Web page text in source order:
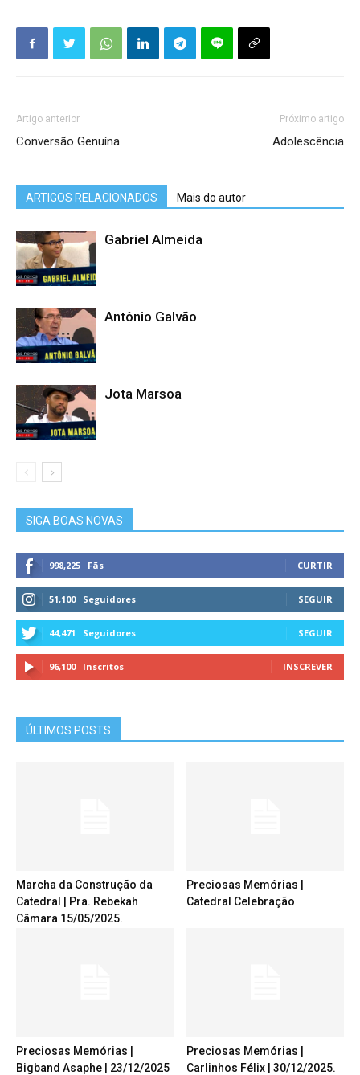
Artigo anterior
Conversão Genuína
Próximo artigo
Adolescência
ARTIGOS RELACIONADOS Mais do autor
Gabriel Almeida
Antônio Galvão
Jota Marsoa
SIGA BOAS NOVAS
998,225 Fãs CURTIR
51,100 Seguidores SEGUIR
44,471 Seguidores SEGUIR
96,100 Inscritos INSCREVER
ÚLTIMOS POSTS
Marcha da Construção da
Catedral | Pra. Rebekah
Câmara 15/05/2025.
Preciosas Memórias |
Catedral Celebração
Preciosas Memórias |
Bigband Asaphe | 23/12/2025
Preciosas Memórias |
Carlinhos Félix | 30/12/2025.